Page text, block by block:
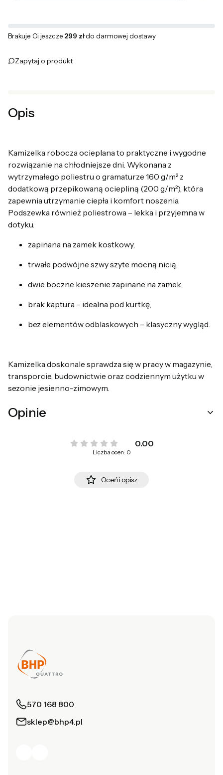
Brakuje Ci jeszcze 299 złdo darmowej dostawy
Zapytaj o produkt
Opis
Kamizelka robocza ocieplana to praktyczne i wygodne
rozwiązanie na chłodniejsze dni. Wykonana z
wytrzymałego poliestru o gramaturze 160 g/m² z
dodatkową przepikowaną ociepliną (200 g/m²), która
zapewnia utrzymanie ciepła i komfort noszenia.
Podszewka również poliestrowa – lekka i przyjemna w
dotyku.
zapinana na zamek kostkowy,
trwałe podwójne szwy szyte mocną nicią,
dwie boczne kieszenie zapinane na zamek,
brak kaptura – idealna pod kurtkę,
bez elementów odblaskowych – klasyczny wygląd.
Kamizelka doskonale sprawdza się w pracy w magazynie,
transporcie, budownictwie oraz codziennym użytku w
sezonie jesienno-zimowym.
Opinie
0.00
Liczba ocen: 0
Oceń i opisz
570 168 800
sklep@bhp4.pl